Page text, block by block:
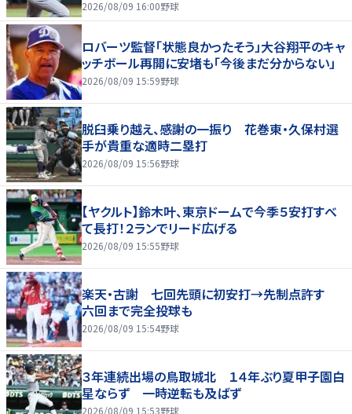
大きかった」
2026/08/09 16:00野球
ロバーツ監督「状態良かったそう」大谷翔平のキャ
ッチボール再開に安堵も「今後まだ分からない」
2026/08/09 15:59野球
脱臼乗り越え、感謝の一振り 花巻東・久保村選
手が貴重な適時二塁打
2026/08/09 15:56野球
【ヤクルト】鈴木叶、東京ドームで今季５安打すべ
て長打！２ランでリード広げる
2026/08/09 15:55野球
楽天・古謝 七回先頭に初安打→先制点許す
六回まで完全投球も
2026/08/09 15:54野球
３年連続出場の鳥取城北 １４年ぶり夏甲子園白
星ならず 一時逆転も及ばず
2026/08/09 15:53野球